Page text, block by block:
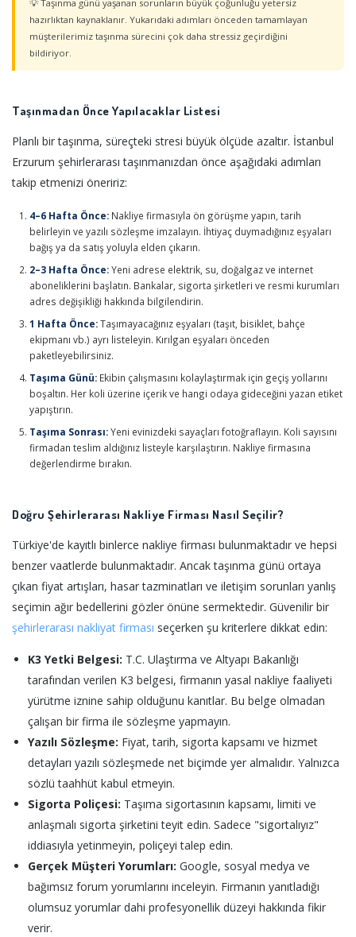
💡 Taşınma günü yaşanan sorunların büyük çoğunluğu yetersiz
hazırlıktan kaynaklanır. Yukarıdaki adımları önceden tamamlayan
müşterilerimiz taşınma sürecini çok daha stressiz geçirdiğini
bildiriyor.
Taşınmadan Önce Yapılacaklar Listesi
Planlı bir taşınma, süreçteki stresi büyük ölçüde azaltır. İstanbul
Erzurum şehirlerarası taşınmanızdan önce aşağıdaki adımları
takip etmenizi öneririz:
4–6 Hafta Önce: Nakliye firmasıyla ön görüşme yapın, tarih
belirleyin ve yazılı sözleşme imzalayın. İhtiyaç duymadığınız eşyaları
bağış ya da satış yoluyla elden çıkarın.
2–3 Hafta Önce:Yeni adrese elektrik, su, doğalgaz ve internet
aboneliklerini başlatın. Bankalar, sigorta şirketleri ve resmi kurumları
adres değişikliği hakkında bilgilendirin.
1 Hafta Önce:Taşımayacağınız eşyaları (taşıt, bisiklet, bahçe
ekipmanı vb.) ayrı listeleyin. Kırılgan eşyaları önceden
paketleyebilirsiniz.
Taşıma Günü: Ekibin çalışmasını kolaylaştırmak için geçiş yollarını
boşaltın. Her koli üzerine içerik ve hangi odaya gideceğini yazan etiket
yapıştırın.
Taşıma Sonrası:Yeni evinizdeki sayaçları fotoğraflayın. Koli sayısını
firmadan teslim aldığınız listeyle karşılaştırın. Nakliye firmasına
değerlendirme bırakın.
Doğru Şehirlerarası Nakliye Firması Nasıl Seçilir?
Türkiye'de kayıtlı binlerce nakliye firması bulunmaktadır ve hepsi
benzer vaatlerde bulunmaktadır. Ancak taşınma günü ortaya
çıkan fiyat artışları, hasar tazminatları ve iletişim sorunları yanlış
seçimin ağır bedellerini gözler önüne sermektedir. Güvenilir bir
şehirlerarası nakliyat firması seçerken şu kriterlere dikkat edin:
K3 Yetki Belgesi: T.C. Ulaştırma ve Altyapı Bakanlığı
tarafından verilen K3 belgesi, firmanın yasal nakliye faaliyeti
yürütme iznine sahip olduğunu kanıtlar. Bu belge olmadan
çalışan bir firma ile sözleşme yapmayın.
Yazılı Sözleşme: Fiyat, tarih, sigorta kapsamı ve hizmet
detayları yazılı sözleşmede net biçimde yer almalıdır. Yalnızca
sözlü taahhüt kabul etmeyin.
Sigorta Poliçesi: Taşıma sigortasının kapsamı, limiti ve
anlaşmalı sigorta şirketini teyit edin. Sadece "sigortalıyız"
iddiasıyla yetinmeyin, poliçeyi talep edin.
Gerçek Müşteri Yorumları: Google, sosyal medya ve
bağımsız forum yorumlarını inceleyin. Firmanın yanıtladığı
olumsuz yorumlar dahi profesyonellik düzeyi hakkında fikir
verir.